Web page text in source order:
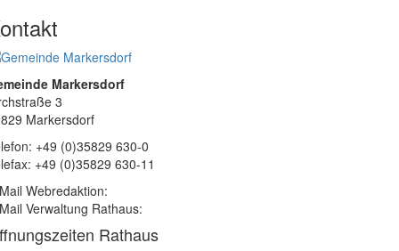
Markersdorf
3
Markersdorf
+49 (0)35829 630-0
+49 (0)35829 630-11
Webredaktion:
Verwaltung Rathaus:
Rathaus